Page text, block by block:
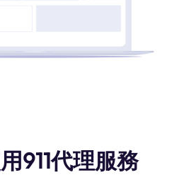
911代理服務